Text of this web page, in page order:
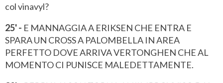
col vinavyl?
25' - E MANNAGGIA A ERIKSEN CHE ENTRA E
SPARA UN CROSS A PALOMBELLA IN AREA
PERFETTO DOVE ARRIVA VERTONGHEN CHE AL
MOMENTO CI PUNISCE MALEDETTAMENTE.